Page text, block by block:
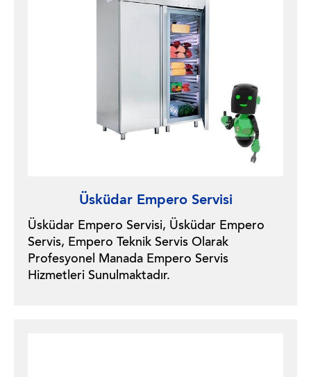
Üsküdar Empero Servisi
Üsküdar Empero Servisi, Üsküdar Empero
Servis, Empero Teknik Servis Olarak
Profesyonel Manada Empero Servis
Hizmetleri Sunulmaktadır.